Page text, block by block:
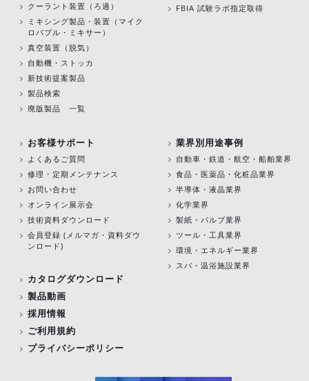
クーラント装置（ろ過）
ミキシング製品・装置（マイク
ロバブル・ミキサー）
真空装置（脱気）
自動機・ストッカ
新技術提案製品
製品検索
廃版製品 一覧
FBIA 試験ラボ指定取得
お客様サポート
よくあるご質問
修理・定期メンテナンス
お問い合わせ
オンライン展示会
技術資料ダウンロード
会員登録 (メルマガ・資料ダウ
ンロード)
カタログダウンロード
製品動画
採用情報
ご利用規約
プライバシーポリシー
業界別用途事例
自動車・鉄道・航空・船舶業界
食品・医薬品・化粧品業界
半導体・液晶業界
化学業界
製紙・パルプ業界
ツール・工具業界
環境・エネルギー業界
スパ・温浴施設業界